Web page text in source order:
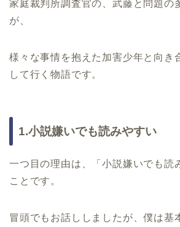
家庭裁判所調査官の、武藤と問題の
が、
様々な事情を抱えた加害少年と向き
して行く物語です。
1.小説嫌いでも読みやすい
一つ目の理由は、「小説嫌いでも読
ことです。
冒頭でもお話ししましたが、僕は基